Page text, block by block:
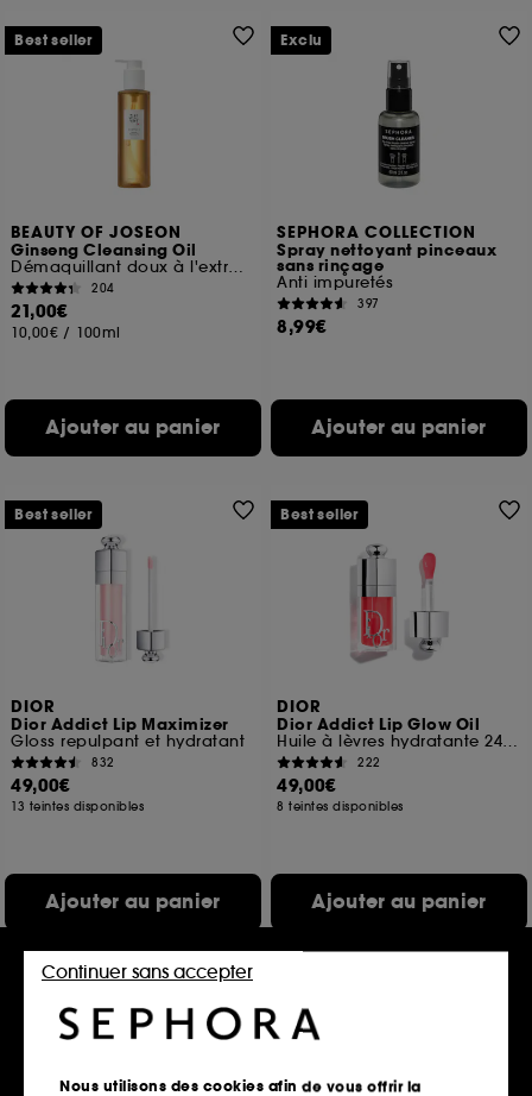
BEAUTY OF JOSEON
Ginseng Cleansing Oil
Démaquillant doux à l'extrait de ginseng
204
21,00€
10,00€ / 100ml
Ajouter au panier
Best seller
SEPHORA COLLECTION
Spray nettoyant pinceaux
sans rinçage
Anti impuretés
397
8,99€
Ajouter au panier
Exclu
DIOR
Dior Addict Lip Maximizer
Gloss repulpant et hydratant
832
49,00€
13 teintes disponibles
Ajouter au panier
Best seller
DIOR
Dior Addict Lip Glow Oil
Huile à lèvres hydratante 24 h au fini ultra-brillant
222
49,00€
8 teintes disponibles
Ajouter au panier
Best seller
Nous utilisons des cookies afin de vous offrir la
Continuer sans accepter